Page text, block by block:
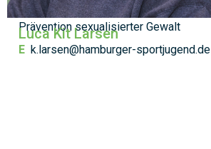
Prävention sexualisierter Gewalt
Luca Kit Larsen
E k.larsen@hamburger-sportjugend.de